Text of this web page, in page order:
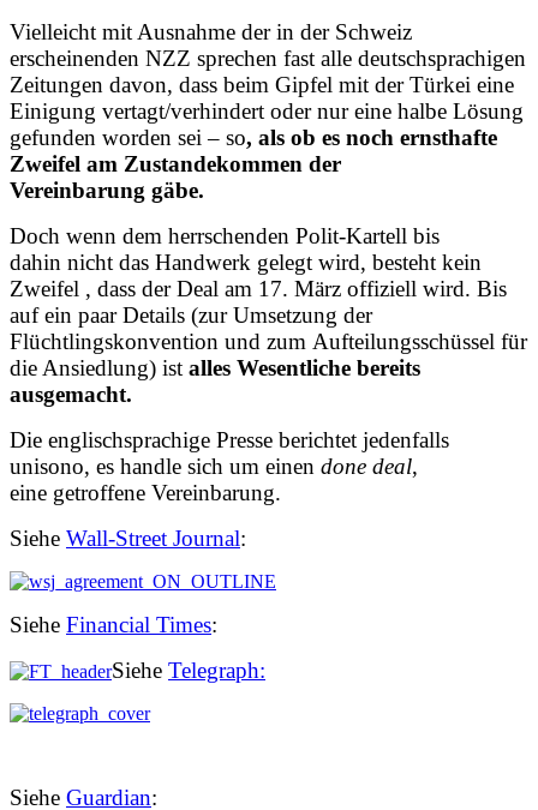
Vielleicht mit Ausnahme der in der Schweiz
erscheinenden NZZ sprechen fast alle deutschsprachigen
Zeitungen davon, dass beim Gipfel mit der Türkei eine
Einigung vertagt/verhindert oder nur eine halbe Lösung
gefunden worden sei – so, als ob es noch ernsthafte
Zweifel am Zustandekommen der
Vereinbarung gäbe.
Doch wenn dem herrschenden Polit-Kartell bis
dahin nicht das Handwerk gelegt wird, besteht kein
Zweifel , dass der Deal am 17. März offiziell wird. Bis
auf ein paar Details (zur Umsetzung der
Flüchtlingskonvention und zum Aufteilungsschüssel für
die Ansiedlung) ist alles Wesentliche bereits
ausgemacht.
Die englischsprachige Presse berichtet jedenfalls
unisono, es handle sich um einen done deal,
eine getroffene Vereinbarung.
Siehe Wall-Street Journal:
Siehe Financial Times:
Siehe Telegraph:
Siehe Guardian: